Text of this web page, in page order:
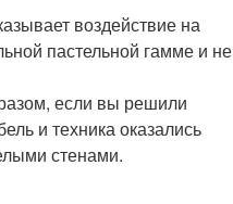
воздействие на
пастельной гамме и не
если вы решили
и техника оказались
стенами.